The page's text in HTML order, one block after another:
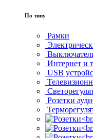
По типу
Рамки
Интернет и
USB
Розетки